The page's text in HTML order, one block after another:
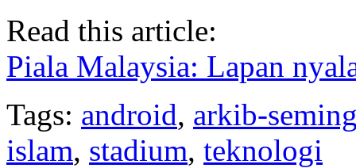
Read this article:
Piala Malaysia: Lapan
Tags: android, arkib-
islam, stadium, teknologi